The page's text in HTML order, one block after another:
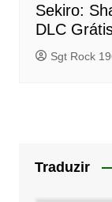
Sekiro:
DLC
Sgt Rock
Traduzir